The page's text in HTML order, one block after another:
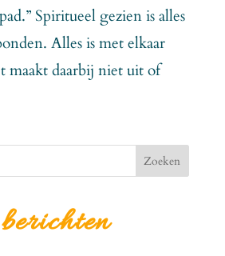
Spiritueel gezien is alles
Alles is met elkaar
maakt daarbij niet uit of
Zoeken